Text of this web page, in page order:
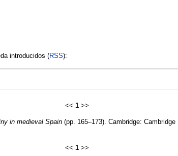
introducidos (RSS):
<< 1>>
in medieval Spain(pp. 165–173). Cambridge: Cambridge
<< 1>>